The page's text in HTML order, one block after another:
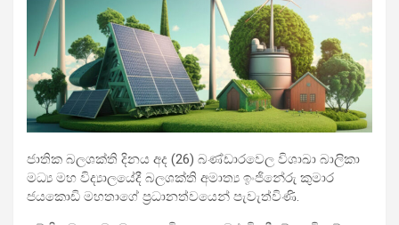
ජාතික බලශක්ති දිනය අද (26) බණ්ඩාරවෙල විශාඛා බාලිකා
මධ්‍ය මහ විද්‍යාලයේදී බලශක්ති අමාත්‍ය ඉංජිනේරු කුමාර
ජයකොඩි මහතාගේ ප්‍රධානත්වයෙන් පැවැත්විණි.